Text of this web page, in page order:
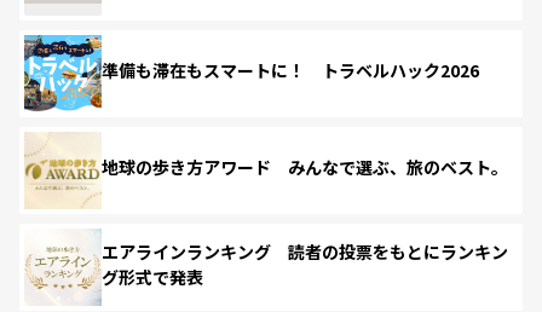
準備も滞在もスマートに！ トラベルハック2026
地球の歩き方アワード みんなで選ぶ、旅のベスト。
エアラインランキング 読者の投票をもとにランキン
グ形式で発表